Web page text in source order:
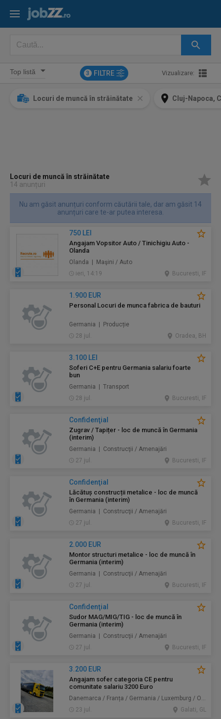
3 FILTRE Vizualizare:
Locuri de muncă în străinătate Cluj-Napoca,
Locuri de muncă în străinătate
14 anunțuri
Nu am găsit anunțuri conform căutării tale, dar am găsit 14
anunțuri care te-ar putea interesa.
750 LEI
Angajam Vopsitor Auto / Tinichigiu Auto -
Olanda
Olanda | Maşini / Auto
ieri, 14:19
Bucuresti, IF
1.900 EUR
Personal Locuri de munca fabrica de bauturi
Germania | Producție
28 jul.
Oradea, BH
3.100 LEI
Soferi C+E pentru Germania salariu foarte
bun
Germania | Transport
28 jul.
Bucuresti, IF
Confidenţial
Zugrav / Tapițer - loc de muncă în Germania
(interim)
Germania | Construcţii / Amenajări
27 jul.
Bucuresti, IF
Confidenţial
Lăcătuș construcții metalice - loc de muncă
în Germania (interim)
Germania | Construcţii / Amenajări
27 jul.
Bucuresti, IF
2.000 EUR
Montor structuri metalice - loc de muncă în
Germania (interim)
Germania | Construcţii / Amenajări
27 jul.
Bucuresti, IF
Confidenţial
Sudor MAG/MIG/TIG - loc de muncă în
Germania (interim)
Germania | Construcţii / Amenajări
27 jul.
Bucuresti, IF
3.200 EUR
Angajam sofer categoria CE pentru
comunitate salariu 3200 Euro
Danemarca / Franța / Germania / Luxemburg / Olanda | Transport
23 jul.
Galati, GL